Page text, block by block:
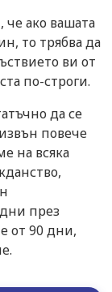
че ако вашата
то трябва да
ви от
по-строги.
да се
повече
на всяка
през
от 90 дни,